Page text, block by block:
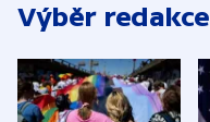
Výběr redakce